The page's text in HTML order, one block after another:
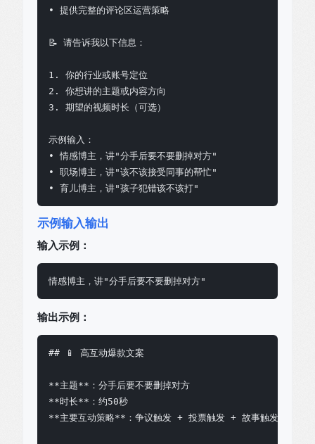
• 提供完整的评论区运营策略
📝 请告诉我以下信息：
1. 你的行业或账号定位
2. 你想讲的主题或内容方向
3. 期望的视频时长（可选）
示例输入：
• 情感博主，讲"分手后要不要删掉对方"
• 职场博主，讲"该不该接受同事的帮忙"
• 育儿博主，讲"孩子犯错该不该打"
示例输入输出
输入示例：
情感博主，讲"分手后要不要删掉对方"
输出示例：
## 📱 高互动爆款文案
**主题**：分手后要不要删掉对方
**时长**：约50秒
**主要互动策略**：争议触发 + 投票触发 + 故事触发